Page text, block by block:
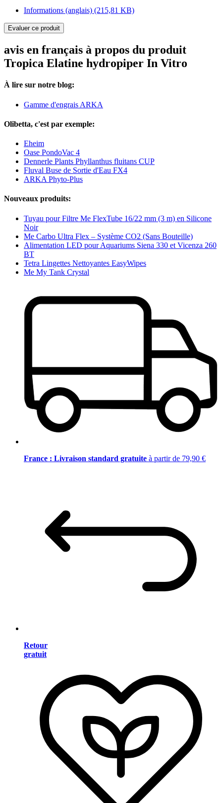
Informations (anglais) (215,81 KB)
Evaluer ce produit
avis en français à propos du produit
Tropica Elatine hydropiper In Vitro
À lire sur notre blog:
Gamme d'engrais ARKA
Olibetta, c'est par exemple:
Eheim
Oase PondoVac 4
Dennerle Plants Phyllanthus fluitans CUP
Fluval Buse de Sortie d'Eau FX4
ARKA Phyto-Plus
Nouveaux produits:
Tuyau pour Filtre Me FlexTube 16/22 mm (3 m) en Silicone
Noir
Me Carbo Ultra Flex – Système CO2 (Sans Bouteille)
Alimentation LED pour Aquariums Siena 330 et Vicenza 260
BT
Tetra Lingettes Nettoyantes EasyWipes
Me My Tank Crystal
France : Livraison standard gratuite à partir de 79,90 €
Retour
gratuit